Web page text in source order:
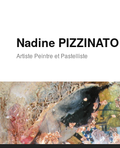
Nadine PIZZINATO
Artiste Peintre et Pastelliste